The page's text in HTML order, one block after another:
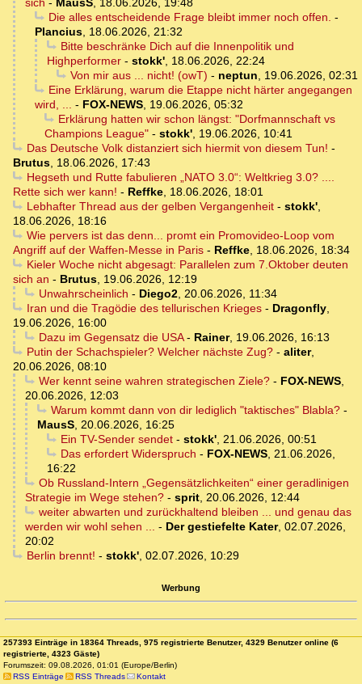
sich - MausS, 18.06.2026, 19:48
Die alles entscheidende Frage bleibt immer noch offen. -
Plancius, 18.06.2026, 21:32
Bitte beschränke Dich auf die Innenpolitik und
Highperformer - stokk', 18.06.2026, 22:24
Von mir aus ... nicht! (owT) - neptun, 19.06.2026, 02:31
Eine Erklärung, warum die Etappe nicht härter angegangen
wird, ... - FOX-NEWS, 19.06.2026, 05:32
Erklärung hatten wir schon längst: "Dorfmannschaft vs
Champions League" - stokk', 19.06.2026, 10:41
Das Deutsche Volk distanziert sich hiermit von diesem Tun! -
Brutus, 18.06.2026, 17:43
Hegseth und Rutte fabulieren „NATO 3.0“: Weltkrieg 3.0? ....
Rette sich wer kann! - Reffke, 18.06.2026, 18:01
Lebhafter Thread aus der gelben Vergangenheit- stokk',
18.06.2026, 18:16
Wie pervers ist das denn... promt ein Promovideo-Loop vom
Angriff auf der Waffen-Messe in Paris - Reffke, 18.06.2026, 18:34
Kieler Woche nicht abgesagt: Parallelen zum 7.Oktober deuten
sich an - Brutus, 19.06.2026, 12:19
Unwahrscheinlich - Diego2, 20.06.2026, 11:34
Iran und die Tragödie des tellurischen Krieges- Dragonfly,
19.06.2026, 16:00
Dazu im Gegensatz die USA- Rainer, 19.06.2026, 16:13
Putin der Schachspieler? Welcher nächste Zug?- aliter,
20.06.2026, 08:10
Wer kennt seine wahren strategischen Ziele?- FOX-NEWS,
20.06.2026, 12:03
Warum kommt dann von dir lediglich "taktisches" Blabla?-
MausS, 20.06.2026, 16:25
Ein TV-Sender sendet- stokk', 21.06.2026, 00:51
Das erfordert Widerspruch - FOX-NEWS, 21.06.2026,
16:22
Ob Russland-Intern „Gegensätzlichkeiten“ einer geradlinigen
Strategie im Wege stehen? - sprit, 20.06.2026, 12:44
weiter abwarten und zurückhaltend bleiben ... und genau das
werden wir wohl sehen ... - Der gestiefelte Kater, 02.07.2026,
20:02
Berlin brennt! - stokk', 02.07.2026, 10:29
Werbung
257393 Einträge in 18364 Threads, 975 registrierte Benutzer, 4329 Benutzer online (6
registrierte, 4323 Gäste)
Forumszeit: 09.08.2026, 01:01 (Europe/Berlin)
RSS Einträge
RSS Threads Kontakt